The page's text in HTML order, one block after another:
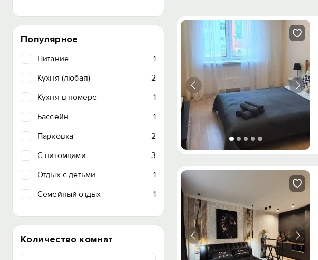
Популярное
Питание
1
Кухня (любая)
2
Кухня в номере
1
Бассейн
1
Парковка
2
C питомцами
3
Отдых с детьми
1
Семейный отдых
1
Количество комнат